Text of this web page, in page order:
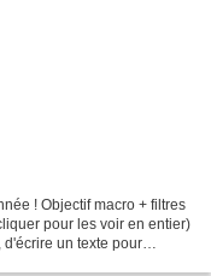
! Objectif macro + filtres
un texte pour